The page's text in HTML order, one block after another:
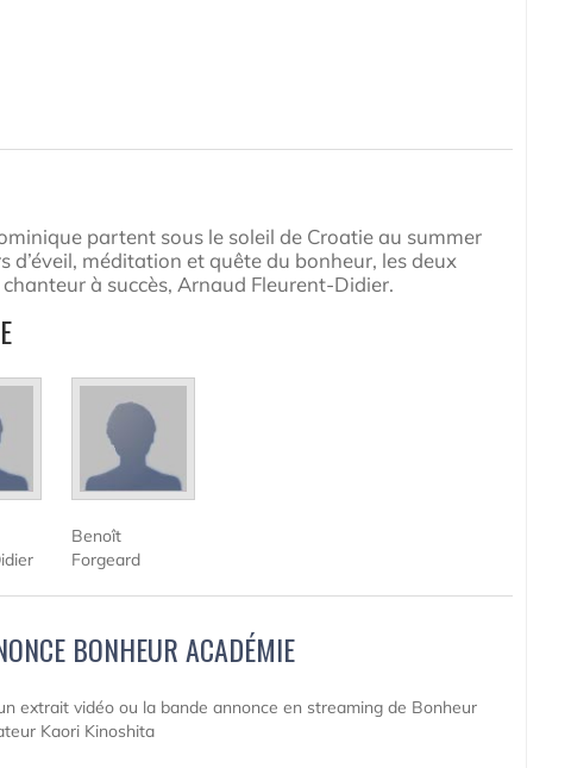
partent sous le soleil de Croatie au summer
d’éveil, méditation et quête du bonheur, les deux
à succès, Arnaud Fleurent-Didier.
Benoît
Forgeard
BONHEUR ACADÉMIE
extrait vidéo ou la bande annonce en streaming de Bonheur
Kaori Kinoshita